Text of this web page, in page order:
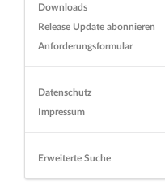
Downloads
Release Update abonnieren
Anforderungsformular
Datenschutz
Impressum
Erweiterte Suche